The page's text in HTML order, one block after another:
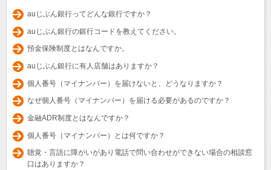
auじぶん銀行ってどんな銀行ですか？
auじぶん銀行の銀行コードを教えてください。
預金保険制度とはなんですか。
auじぶん銀行に有人店舗はありますか？
個人番号（マイナンバー）を届けないと、どうなりますか？
なぜ個人番号（マイナンバー）を届ける必要があるのですか？
金融ADR制度とはなんですか？
個人番号（マイナンバー）とは何ですか？
聴覚・言語に障がいがあり電話で問い合わせができない場合の相談窓
口はありますか？